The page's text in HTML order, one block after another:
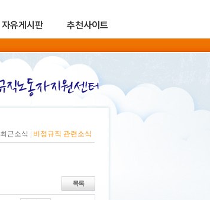
자유게시판 추천사이트
최근소식 비정규직 관련소식